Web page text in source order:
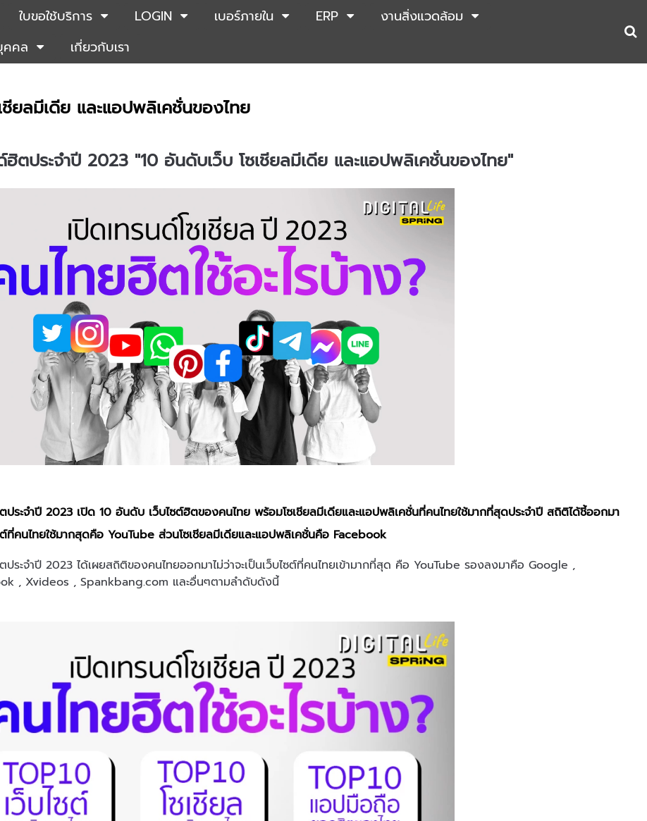
ใบขอใช้บริการ LOGIN เบอร์ภายใน ERP
งานสิ่งแวดล้อม
คคล
เกี่ยวกับเรา
ยลมีเดีย และแอปพลิเคชั่นของไทย
ฮิตประจำปี 2023 "10 อันดับเว็บ โซเชียลมีเดีย และแอปพลิเคชั่นของไทย"
ประจำปี 2023 เปิด 10 อันดับ เว็บไซต์ฮิตของคนไทย พร้อมโซเชียลมีเดียและแอปพลิเคชั่นที่คนไทยใช้มากที่สุดประจำปี สถิติได้ชี้ออกมา
ต์ที่คนไทยใช้มากสุดคือ YouTube ส่วนโซเชียลมีเดียและแอปพลิเคชั่นคือ Facebook
ประจำปี 2023 ได้เผยสถิติของคนไทยออกมาไม่ว่าจะเป็นเว็บไซต์ที่คนไทยเข้ามากที่สุด คือ YouTube รองลงมาคือ Google ,
, Xvideos , Spankbang.com และอื่นๆตามลำดับดังนี้